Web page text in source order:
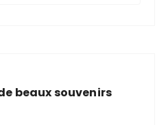
beaux souvenirs